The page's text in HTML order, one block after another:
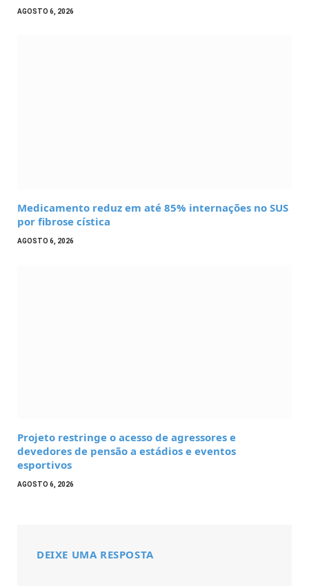
AGOSTO 6, 2026
Medicamento reduz em até 85% internações no SUS
por fibrose cística
AGOSTO 6, 2026
Projeto restringe o acesso de agressores e
devedores de pensão a estádios e eventos
esportivos
AGOSTO 6, 2026
DEIXE UMA RESPOSTA